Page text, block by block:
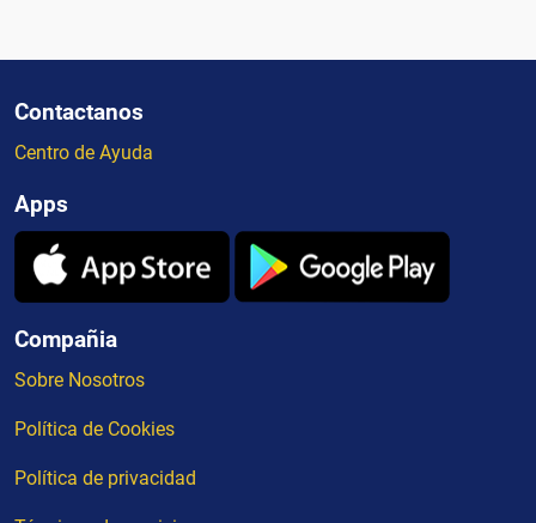
Contactanos
Centro de Ayuda
Apps
Compañia
Sobre Nosotros
Política de Cookies
Política de privacidad